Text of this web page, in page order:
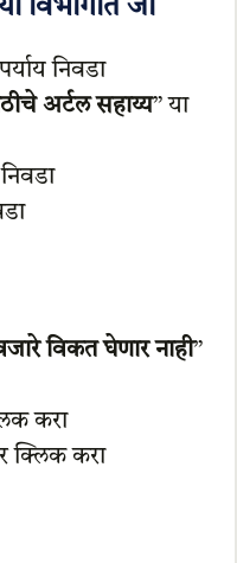
विभागात जा
निवडा
अर्टल सहाय्य” या
विकत घेणार नाही”
करा
क्लिक करा